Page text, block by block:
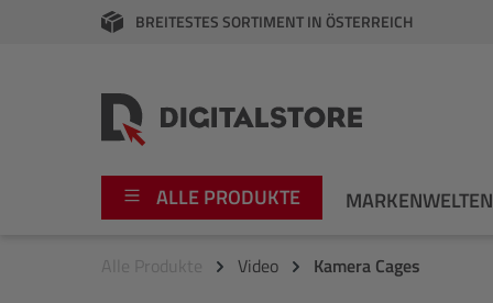
Zur Hauptnavigation springen
BREITESTES SORTIMENT IN ÖSTERREICH
ALLE PRODUKTE MARKENWELTEN
Alle Produkte Video Kamera Cages